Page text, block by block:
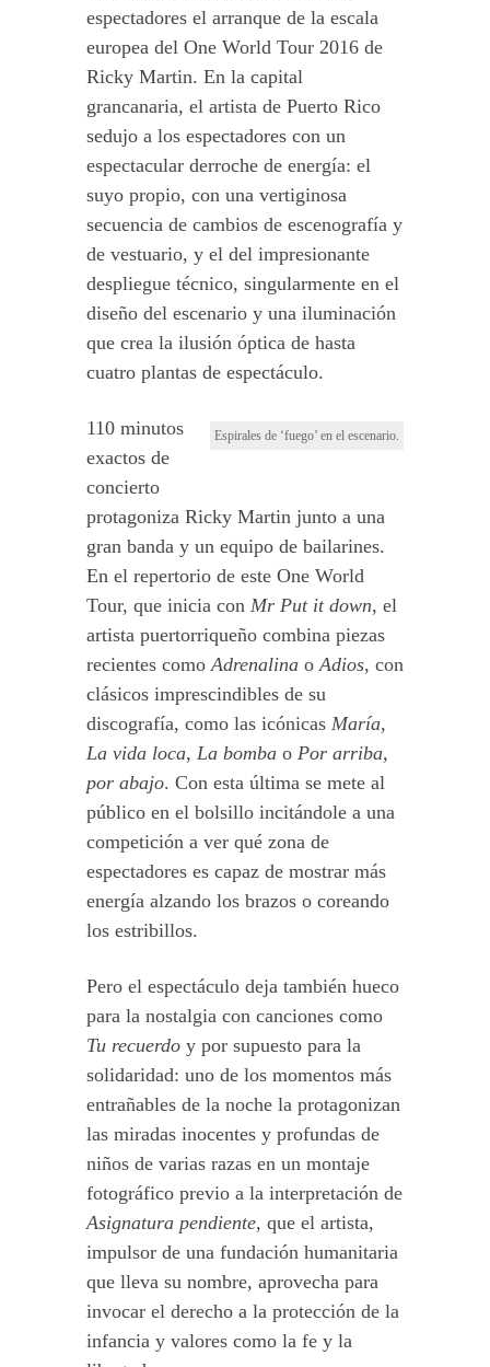
espectadores el arranque de la escala
europea del One World Tour 2016 de
Ricky Martin. En la capital
grancanaria, el artista de Puerto Rico
sedujo a los espectadores con un
espectacular derroche de energía: el
suyo propio, con una vertiginosa
secuencia de cambios de escenografía y
de vestuario, y el del impresionante
despliegue técnico, singularmente en el
diseño del escenario y una iluminación
que crea la ilusión óptica de hasta
cuatro plantas de espectáculo.
Espirales de ‘fuego’ en el escenario.
110 minutos
exactos de
concierto
protagoniza Ricky Martin junto a una
gran banda y un equipo de bailarines.
En el repertorio de este One World
Tour, que inicia con Mr Put it down, el
artista puertorriqueño combina piezas
recientes comoAdrenalina oAdios, con
clásicos imprescindibles de su
discografía, como las icónicas María,
La vida loca, La bomba o Por arriba,
por abajo. Con esta última se mete al
público en el bolsillo incitándole a una
competición a ver qué zona de
espectadores es capaz de mostrar más
energía alzando los brazos o coreando
los estribillos.
Pero el espectáculo deja también hueco
para la nostalgia con canciones como
Tu recuerdo y por supuesto para la
solidaridad: uno de los momentos más
entrañables de la noche la protagonizan
las miradas inocentes y profundas de
niños de varias razas en un montaje
fotográfico previo a la interpretación de
Asignatura pendiente, que el artista,
impulsor de una fundación humanitaria
que lleva su nombre, aprovecha para
invocar el derecho a la protección de la
infancia y valores como la fe y la